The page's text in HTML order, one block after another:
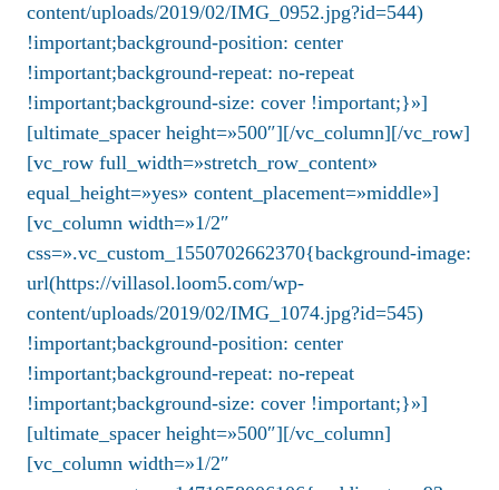
content/uploads/2019/02/IMG_0952.jpg?id=544)
!important;background-position: center
!important;background-repeat: no-repeat
!important;background-size: cover !important;}»]
[ultimate_spacer height=»500″][/vc_column][/vc_row]
[vc_row full_width=»stretch_row_content»
equal_height=»yes» content_placement=»middle»]
[vc_column width=»1/2″
css=».vc_custom_1550702662370{background-image:
url(https://villasol.loom5.com/wp-
content/uploads/2019/02/IMG_1074.jpg?id=545)
!important;background-position: center
!important;background-repeat: no-repeat
!important;background-size: cover !important;}»]
[ultimate_spacer height=»500″][/vc_column]
[vc_column width=»1/2″